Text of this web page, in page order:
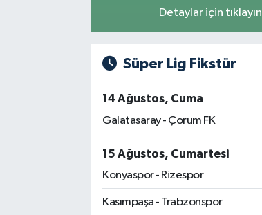
Detaylar için tıklayın
Süper Lig Fikstür
14 Ağustos, Cuma
Galatasaray - Çorum FK
15 Ağustos, Cumartesi
Konyaspor - Rizespor
Kasımpaşa - Trabzonspor